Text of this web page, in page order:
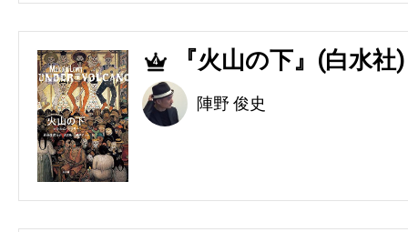
4 『火山の下』(白水社)
陣野 俊史